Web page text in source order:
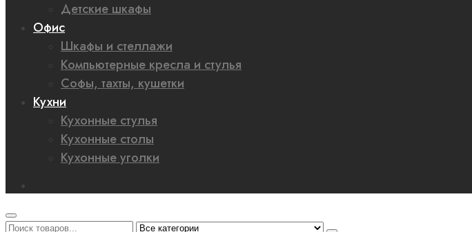
Детские шкафы
Офис
Шкафы и стеллажи
Компьютерные кресла и стулья
Софы, тахты, кушетки
Кухни
Кухонные стулья
Кухонные столы
Кухонные уголки